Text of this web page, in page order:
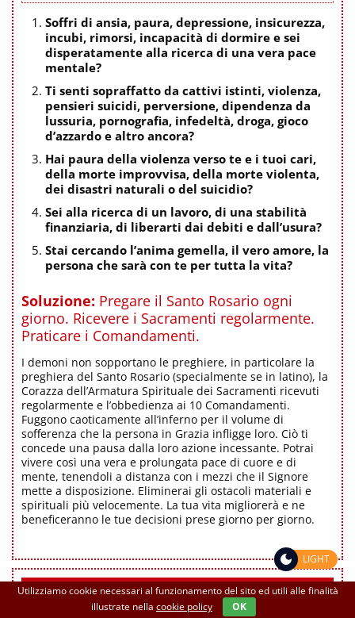
Soffri di ansia, paura, depressione, insicurezza,
incubi, rimorsi, incapacità di dormire e sei
disperatamente alla ricerca di una vera pace
mentale?
Ti senti sopraffatto da cattivi istinti, violenza,
pensieri suicidi, perversione, dipendenza da
lussuria, pornografia, infedeltà, droga, gioco
d’azzardo e altro ancora?
Hai paura della violenza verso te e i tuoi cari,
della morte improvvisa, della morte violenta,
dei disastri naturali o del suicidio?
Sei alla ricerca di un lavoro, di una stabilità
finanziaria, di liberarti dai debiti e dall’usura?
Stai cercando l’anima gemella, il vero amore, la
persona che sarà con te per tutta la vita?
Soluzione: Pregare il Santo Rosario ogni
giorno. Ricevere i Sacramenti regolarmente.
Praticare i Comandamenti.
I demoni non sopportano le preghiere, in particolare la
preghiera del Santo Rosario (specialmente se in latino), la
Corazza dell’Armatura Spirituale dei Sacramenti ricevuti
regolarmente e l’obbedienza ai 10 Comandamenti.
Fuggono caoticamente all’inferno per il volume di
sofferenza che la persona in Grazia infligge loro. Ciò ti
concede una pausa dalla loro azione incessante. Potrai
vivere così una vera e prolungata pace di cuore e di
mente, tenendoli a distanza con i mezzi che il Signore
mette a disposizione. Eliminerai gli ostacoli materiali e
spirituali più velocemente. La tua vita migliorerà e ne
beneficeranno le tue decisioni prese giorno per giorno.
IL SANTO ROSARIO
Utilizziamo cookie necessari al funzionamento del sito ed utili alle finalità
illustrate nella cookie policy OK
LIGHT